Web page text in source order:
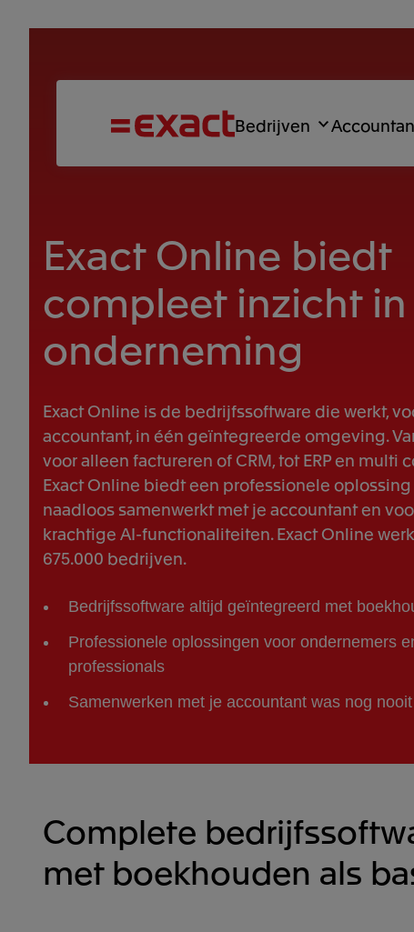
Bedrijven
Exact Online biedt
compleet inzicht
onderneming
Exact Online is de bedrijfssoftware die werkt,
accountant, in één geïntegreerde omgeving.
voor alleen factureren of CRM, tot ERP en multi
Exact Online biedt een professionele
naadloos samenwerkt met je accountant en
krachtige AI-functionaliteiten. Exact Online
675.000 bedrijven.
Bedrijfssoftware altijd geïntegreerd met
Professionele oplossingen voor ondernemers
professionals
Samenwerken met je accountant was nog
Complete
met boekhouden als